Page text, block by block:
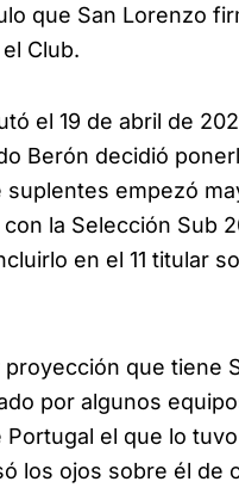
que San Lorenzo
Club.
el 19 de abril de
Berón decidió
suplentes empezó
la Selección Sub
en el 11 titular
que tiene
por algunos
el que lo
los ojos sobre él de